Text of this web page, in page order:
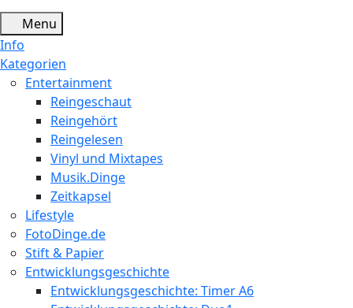
Menu
Info
Kategorien
Entertainment
Reingeschaut
Reingehört
Reingelesen
Vinyl und Mixtapes
Musik.Dinge
Zeitkapsel
Lifestyle
FotoDinge.de
Stift & Papier
Entwicklungsgeschichte
Entwicklungsgeschichte: Timer A6